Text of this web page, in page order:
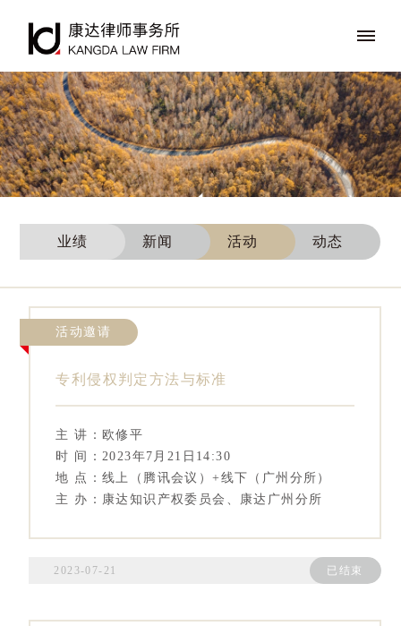
业绩 新闻 活动 动态
专利侵权判定方法与标准
活动邀请
主 讲：欧修平
时 间：2023年7月21日14:30
地 点：线上（腾讯会议）+线下（广州分所）
主 办：康达知识产权委员会、康达广州分所
2023-07-21 已结束